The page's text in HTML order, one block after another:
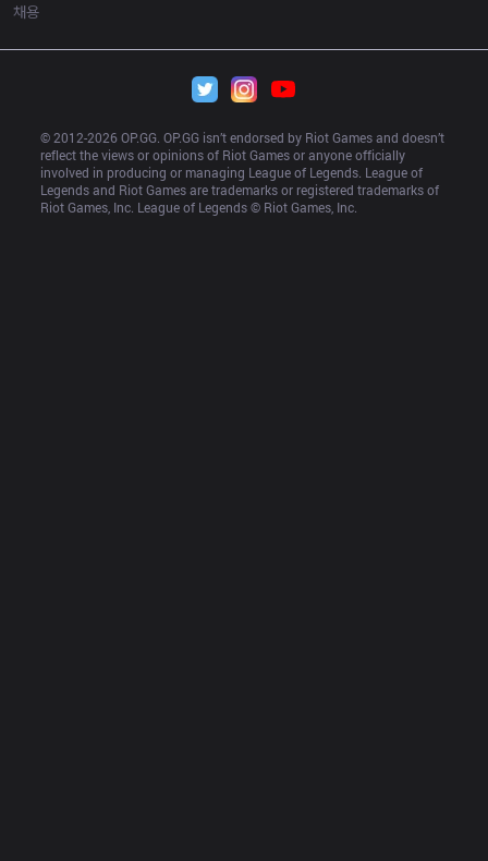
채용
© 2012-2026 OP.GG. OP.GG isn’t endorsed by Riot Games and doesn’t
reflect the views or opinions of Riot Games or anyone officially
involved in producing or managing League of Legends. League of
Legends and Riot Games are trademarks or registered trademarks of
Riot Games, Inc. League of Legends © Riot Games, Inc.